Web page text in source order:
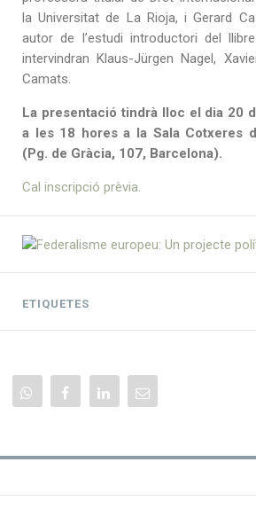
la Universitat de La Rioja, i Gerard
autor de l’estudi introductori del
intervindran Klaus-Jürgen Nagel,
Camats.
La presentació tindrà lloc el dia 20
a les 18 hores a la Sala Cotxeres
(Pg. de Gràcia, 107, Barcelona).
Cal inscripció prèvia.
ETIQUETES